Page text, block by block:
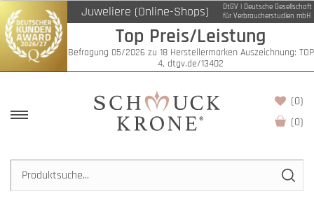
Juweliere (Online-Shops)
DtGV | Deutsche Gesellschaft
für Verbraucherstudien mbH
Top Preis/Leistung
Befragung 05/2026 zu 18 Herstellermarken Auszeichnung: TOP
4, dtgv.de/13402
(0)
(0)